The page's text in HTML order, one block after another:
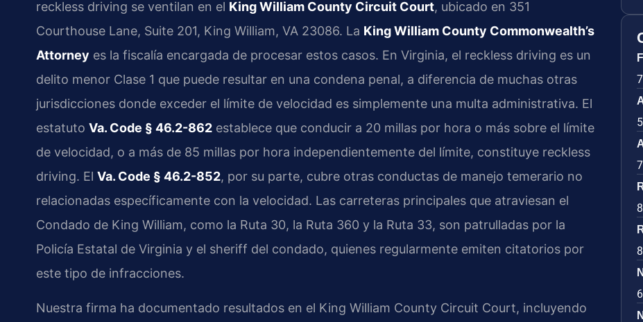
reckless driving se ventilan en el King William County Circuit Court, ubicado en 351
Courthouse Lane, Suite 201, King William, VA 23086. La King William County Commonwealth’s
Attorney es la fiscalía encargada de procesar estos casos. En Virginia, el reckless driving es un
delito menor Clase 1 que puede resultar en una condena penal, a diferencia de muchas otras
jurisdicciones donde exceder el límite de velocidad es simplemente una multa administrativa. El
estatuto Va. Code § 46.2-862 establece que conducir a 20 millas por hora o más sobre el límite
de velocidad, o a más de 85 millas por hora independientemente del límite, constituye reckless
driving. El Va. Code § 46.2-852, por su parte, cubre otras conductas de manejo temerario no
relacionadas específicamente con la velocidad. Las carreteras principales que atraviesan el
Condado de King William, como la Ruta 30, la Ruta 360 y la Ruta 33, son patrulladas por la
Policía Estatal de Virginia y el sheriff del condado, quienes regularmente emiten citatorios por
este tipo de infracciones.
Nuestra firma ha documentado resultados en el King William County Circuit Court, incluyendo